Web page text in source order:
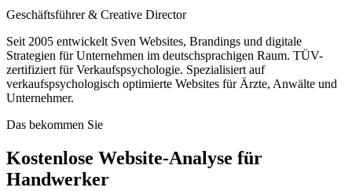
Geschäftsführer & Creative Director
Seit 2005 entwickelt Sven Websites, Brandings und digitale
Strategien für Unternehmen im deutschsprachigen Raum. TÜV-
zertifiziert für Verkaufspsychologie. Spezialisiert auf
verkaufspsychologisch optimierte Websites für Ärzte, Anwälte und
Unternehmer.
Das bekommen Sie
Kostenlose Website-Analyse für
Handwerker